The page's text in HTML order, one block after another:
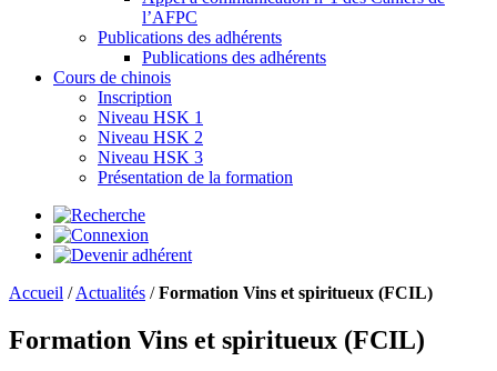
l’AFPC
Publications des adhérents
Publications des adhérents
Cours de chinois
Inscription
Niveau HSK 1
Niveau HSK 2
Niveau HSK 3
Présentation de la formation
Accueil /Actualités /Formation Vins et spiritueux (FCIL)
Formation Vins et spiritueux (FCIL)